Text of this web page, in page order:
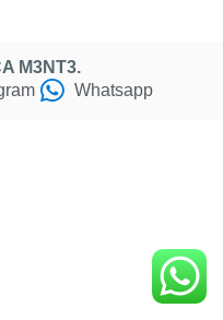
M3NT3.
Whatsapp